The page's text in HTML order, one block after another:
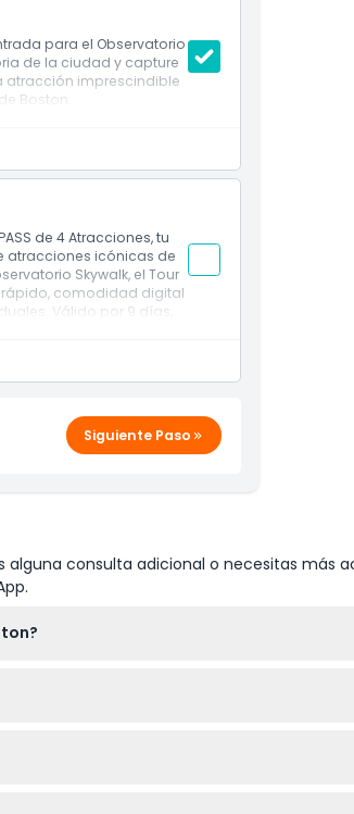
para el Observatorio
de la ciudad y capture
atracción imprescindible
Boston.
de 4 Atracciones, tu
atracciones icónicas de
Skywalk, el Tour
rápido, comodidad digital
Válido por 9 días,
Siguiente Paso
consulta adicional o necesitas más